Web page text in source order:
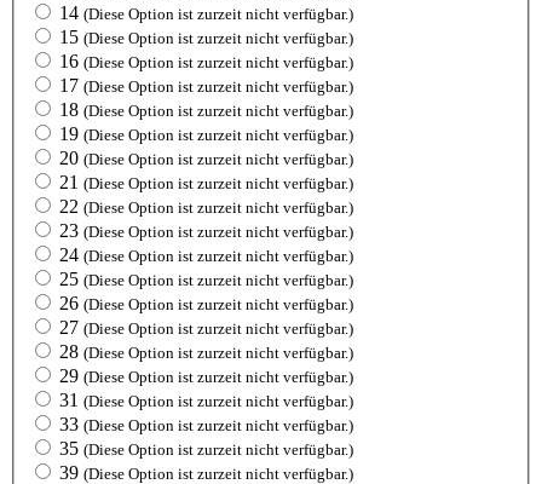
14 (Diese Option ist zurzeit nicht verfügbar.)
15 (Diese Option ist zurzeit nicht verfügbar.)
16 (Diese Option ist zurzeit nicht verfügbar.)
17 (Diese Option ist zurzeit nicht verfügbar.)
18 (Diese Option ist zurzeit nicht verfügbar.)
19 (Diese Option ist zurzeit nicht verfügbar.)
20 (Diese Option ist zurzeit nicht verfügbar.)
21 (Diese Option ist zurzeit nicht verfügbar.)
22 (Diese Option ist zurzeit nicht verfügbar.)
23 (Diese Option ist zurzeit nicht verfügbar.)
24 (Diese Option ist zurzeit nicht verfügbar.)
25 (Diese Option ist zurzeit nicht verfügbar.)
26 (Diese Option ist zurzeit nicht verfügbar.)
27 (Diese Option ist zurzeit nicht verfügbar.)
28 (Diese Option ist zurzeit nicht verfügbar.)
29 (Diese Option ist zurzeit nicht verfügbar.)
31 (Diese Option ist zurzeit nicht verfügbar.)
33 (Diese Option ist zurzeit nicht verfügbar.)
35 (Diese Option ist zurzeit nicht verfügbar.)
39 (Diese Option ist zurzeit nicht verfügbar.)